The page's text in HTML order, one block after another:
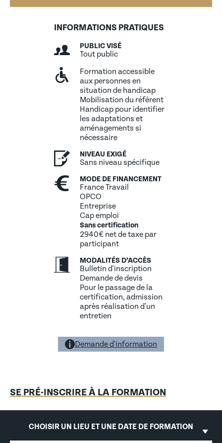
Effectuer le contrôle du bulletin
Réintégration des excédents fiscaux et sociaux
INFORMATIONS PRATIQUES
PUBLIC VISÉ
Tout public
Formation accessible
aux personnes en
situation de handicap
Mobilisation du référent
Handicap pour identifier
les adaptations et
aménagements si
nécessaire
NIVEAU EXIGÉ
Sans niveau spécifique
MODE DE FINANCEMENT
France Travail
OPCO
Entreprise
Cap emploi
Sans certification
2940€ net de taxe par
participant
MODALITÉS D’ACCÈS
Bulletin d'inscription
Demande de devis
Pour le passage de la
certification, admission
après réalisation d'un
entretien
Demande d'information
SE PRÉ-INSCRIRE À LA FORMATION
CHOISIR UN LIEU ET UNE DATE DE FORMATION